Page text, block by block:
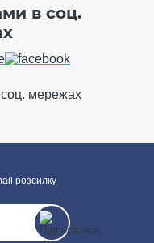
в соц.
розсилку